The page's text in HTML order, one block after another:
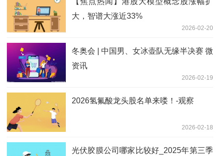
大，智谱大涨近33%
2026-02-20
冬奥会 | 中国男、女冰壶队无缘半决赛 微
资讯
2026-02-19
2026氢氟酸龙头股名单来喽！-观察
2026-02-18
光伏胶膜公司哪家比较好_2025年第三季